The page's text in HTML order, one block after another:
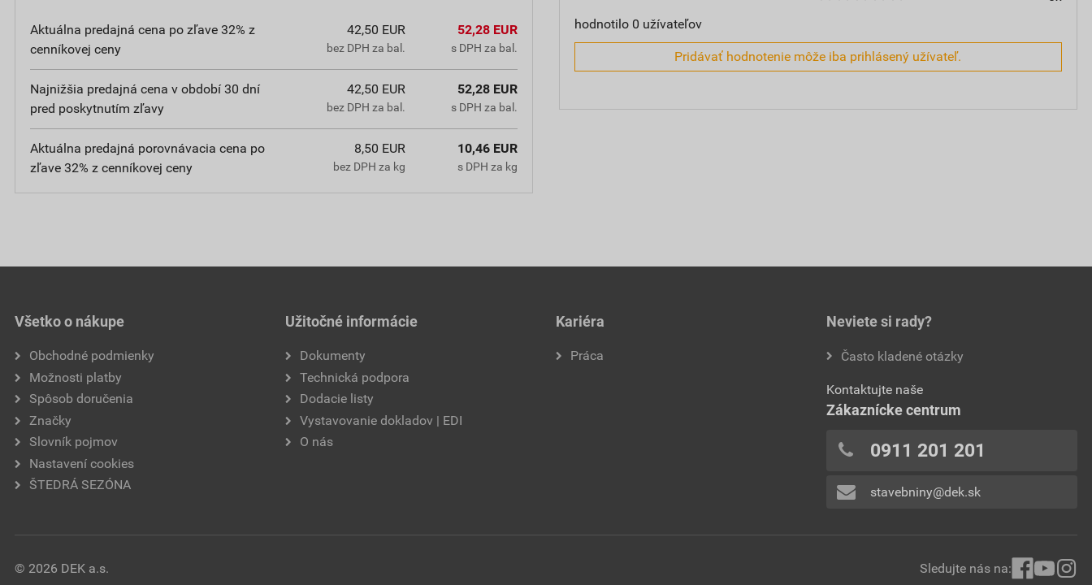
Aktuálna predajná cena po zľave 32% z
cenníkovej ceny
42,50 EUR
bez DPH za bal.
52,28 EUR
s DPH za bal.
Najnižšia predajná cena v období 30 dní
pred poskytnutím zľavy
42,50 EUR
bez DPH za bal.
52,28 EUR
s DPH za bal.
Aktuálna predajná porovnávacia cena po
zľave 32% z cenníkovej ceny
8,50 EUR
bez DPH za kg
10,46 EUR
s DPH za kg
hodnotilo 0 užívateľov
Pridávať hodnotenie môže iba prihlásený užívateľ.
Všetko o nákupe
Obchodné podmienky
Možnosti platby
Spôsob doručenia
Značky
Slovník pojmov
Nastavení cookies
ŠTEDRÁ SEZÓNA
Užitočné informácie
Dokumenty
Technická podpora
Dodacie listy
Vystavovanie dokladov | EDI
O nás
Kariéra
Práca
Neviete si rady?
Často kladené otázky
Kontaktujte naše
Zákaznícke centrum
0911 201 201
stavebniny@dek.sk
© 2026 DEK a.s. Sledujte nás na: